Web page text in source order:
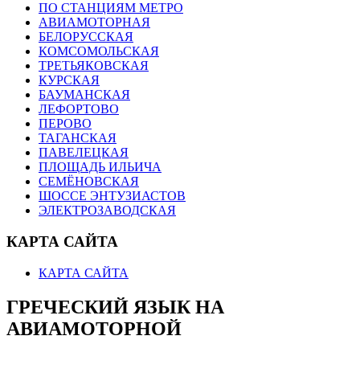
ПО СТАНЦИЯМ МЕТРО
АВИАМОТОРНАЯ
БЕЛОРУССКАЯ
КОМСОМОЛЬСКАЯ
ТРЕТЬЯКОВСКАЯ
КУРСКАЯ
БАУМАНСКАЯ
ЛЕФОРТОВО
ПЕРОВО
ТАГАНСКАЯ
ПАВЕЛЕЦКАЯ
ПЛОЩАДЬ ИЛЬИЧА
СЕМЁНОВСКАЯ
ШОССЕ ЭНТУЗИАСТОВ
ЭЛЕКТРОЗАВОДСКАЯ
КАРТА САЙТА
КАРТА САЙТА
ГРЕЧЕСКИЙ ЯЗЫК НА
АВИАМОТОРНОЙ